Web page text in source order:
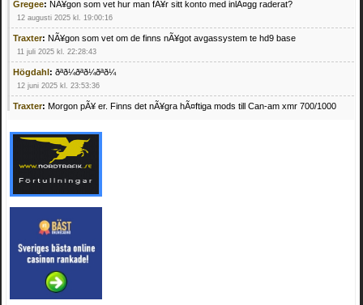
Gregee: NÃ¥gon som vet hur man fÃ¥r sitt konto med inlÃ¤gg raderat?
12 augusti 2025 kl. 19:00:16
Traxter: NÃ¥gon som vet om de finns nÃ¥got avgassystem te hd9 base
11 juli 2025 kl. 22:28:43
Högdahl: ðªð¼ðªð¼ðªð¼
12 juni 2025 kl. 23:53:36
Traxter: Morgon pÃ¥ er. Finns det nÃ¥gra hÃ¤ftiga mods till Can-am xmr 700/1000
Mrhandsome:SÃ¶ker defekta/trasiga fyrhjulingar. Jag betalar bra och du kan nÃ¥ mig
pÃ¥ 0709955029 eller hv.alexandersson@gmail.com ifall du har en som du vill sÃ¤lja
mvh Hugo
21 februari 2025 kl. 09:25:52
Oscar5:NÃ¥gon som vet vad man kan begÃ¤ra fÃ¶r en Honda TRX 350 FE 2005
4 februari 2025 kl. 19:20:50
Oscar5:44
4 februari 2025 kl. 19:15:36
Greger59:NÃ¤gon som vet har en Cetek 500 EFI
15 januari 2025 kl. 23:49:44